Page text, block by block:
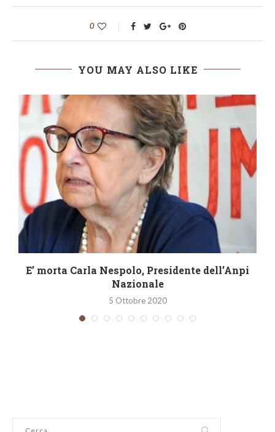
0
YOU MAY ALSO LIKE
E’ morta Carla Nespolo, Presidente dell’Anpi
Nazionale
5 Ottobre 2020